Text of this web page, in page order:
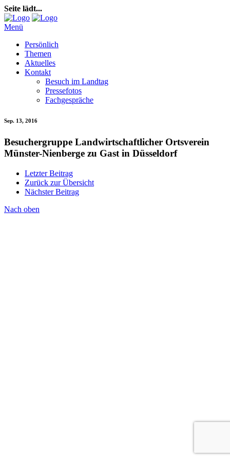
Seite lädt...
Menü
Persönlich
Themen
Aktuelles
Kontakt
Besuch im Landtag
Pressefotos
Fachgespräche
Sep. 13, 2016
Besuchergruppe Landwirtschaftlicher Ortsverein
Münster-Nienberge zu Gast in Düsseldorf
Letzter Beitrag
Zurück zur Übersicht
Nächster Beitrag
Nach oben